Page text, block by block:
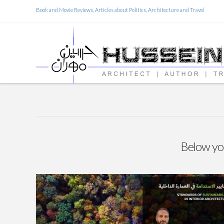
Book and Movie Reviews, Articles about Politics, Architecture and Travel
Below